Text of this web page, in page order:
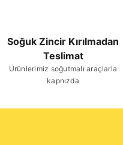
Soğuk Zincir Kırılmadan
Teslimat
Ürünlerimiz soğutmalı araçlarla
kapnızda